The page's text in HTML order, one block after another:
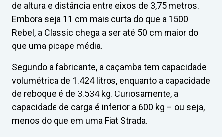
de altura e distância entre eixos de 3,75 metros.
Embora seja 11 cm mais curta do que a 1500
Rebel, a Classic chega a ser até 50 cm maior do
que uma picape média.
Segundo a fabricante, a caçamba tem capacidade
volumétrica de 1.424 litros, enquanto a capacidade
de reboque é de 3.534 kg. Curiosamente, a
capacidade de carga é inferior a 600 kg – ou seja,
menos do que em uma Fiat Strada.